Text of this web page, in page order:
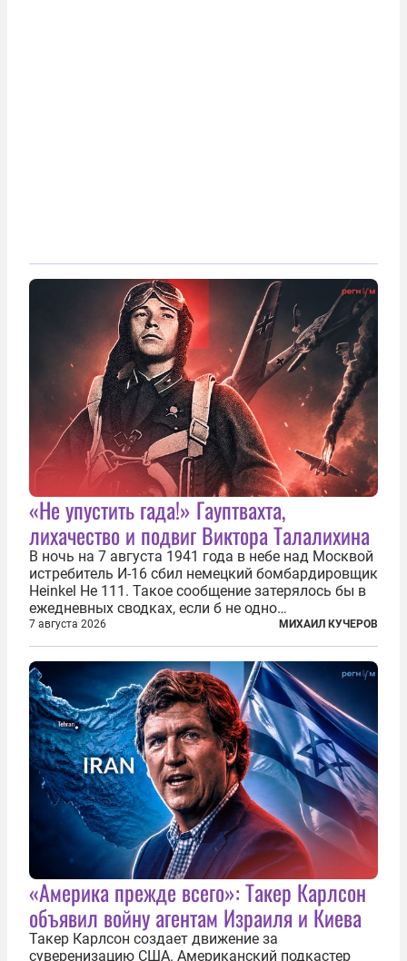
«Не упустить гада!» Гауптвахта,
лихачество и подвиг Виктора Талалихина
В ночь на 7 августа 1941 года в небе над Москвой
истребитель И-16 сбил немецкий бомбардировщик
Heinkel He 111. Такое сообщение затерялось бы в
ежедневных сводках, если б не одно
обстоятельство. Это был один из первых в
истории отечественной авиации ночных таранов.
У пилота — младшего лейтенанта...
7 августа 2026 МИХАИЛ КУЧЕРОВ
«Америка прежде всего»: Такер Карлсон
объявил войну агентам Израиля и Киева
Такер Карлсон создает движение за
суверенизацию США. Американский подкастер